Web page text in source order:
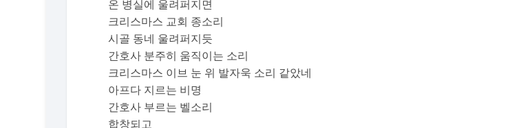
온 병실에 울려퍼지면
크리스마스 교회 종소리
시골 동네 울려퍼지듯
간호사 분주히 움직이는 소리
크리스마스 이브 눈 위 발자욱 소리 같았네
아프다 지르는 비명
간호사 부르는 벨소리
합창되고